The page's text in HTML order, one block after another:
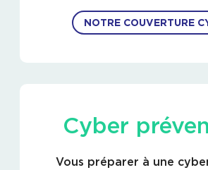
NOTRE COUVERTURE
Cyber
Vous préparer à une